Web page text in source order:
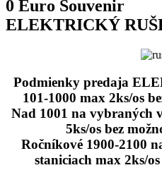
0 Euro Souvenir
ELEKTRICKÝ
Podmienky predaja
101-1000 max 2ks/os
Nad 1001 na vybraných
5ks/os bez
Ročníkové 1900-2100
staniciach max 2ks/